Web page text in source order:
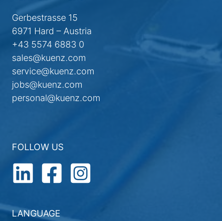
Gerbestrasse 15
6971 Hard – Austria
+43 5574 6883 0
sales@kuenz.com
service@kuenz.com
jobs@kuenz.com
personal@kuenz.com
FOLLOW US
LANGUAGE